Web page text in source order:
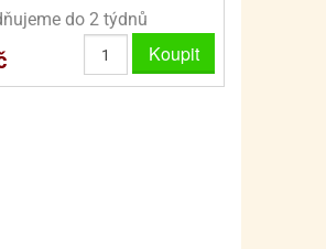
VAKUOVÉ UCHOVÁNÍ POTRAVIN
PLECHOVÉ KRABIČKY
TLAPKOVÉ PATROLY - PAW
TROLLS - TROLOVÉ
do 2 týdnů
Koupit